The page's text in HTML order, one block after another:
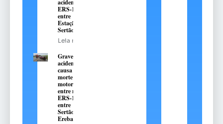
acidente na
ERS-135,
entre
Estação e
Sertão
Leia mais
Grave
acidente
causa
morte de
motorista
entre na
ERS-135,
entre
Sertão e
Erebango